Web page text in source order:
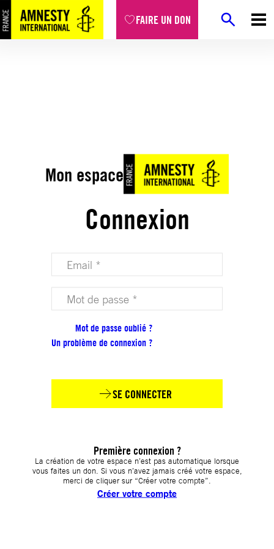
FAIRE UN DON
Mon espace
Connexion
Votre adresse email (obligatoire)
Votre mot de passe (obligatoire)
Mot de passe oublié ?
Un problème de connexion ?
SE CONNECTER
Première connexion ?
La création de votre espace n’est pas automatique lorsque
vous faites un don. Si vous n’avez jamais créé votre espace,
merci de cliquer sur “Créer votre compte”.
Créer votre compte